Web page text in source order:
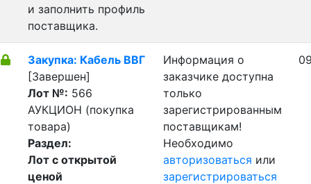
и заполнить профиль
поставщика.
Закупка: Кабель ВВГ
[Завершен]
Лот №: 566
АУКЦИОН (покупка
товара)
Раздел:
Лот с открытой
ценой
Информация о
заказчике доступна
только
зарегистрированным
поставщикам!
Необходимо
авторизоваться или
зарегистрироваться